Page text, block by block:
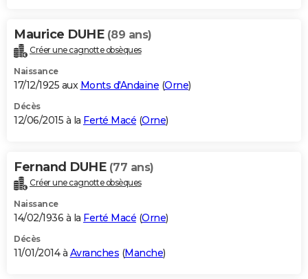
Maurice DUHE (89 ans)
Créer une cagnotte obsèques
Naissance
17/12/1925 aux Monts d'Andaine (Orne)
Décès
12/06/2015 à la Ferté Macé (Orne)
Fernand DUHE (77 ans)
Créer une cagnotte obsèques
Naissance
14/02/1936 à la Ferté Macé (Orne)
Décès
11/01/2014 à Avranches (Manche)